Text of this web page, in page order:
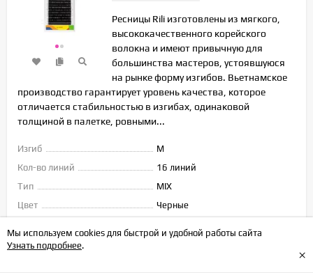
Мы используем cookies для быстрой и удобной работы сайта
Узнать подробнее.
×
Ресницы Rili изготовлены из мягкого,
высококачественного корейского
волокна и имеют привычную для
большинства мастеров, устоявшуюся
на рынке форму изгибов. Вьетнамское
производство гарантирует уровень качества, которое
отличается стабильностью в изгибах, одинаковой
толщиной в палетке, ровными...
Изгиб
M
Кол-во линий
16 линий
Тип
MIX
Цвет
Черные